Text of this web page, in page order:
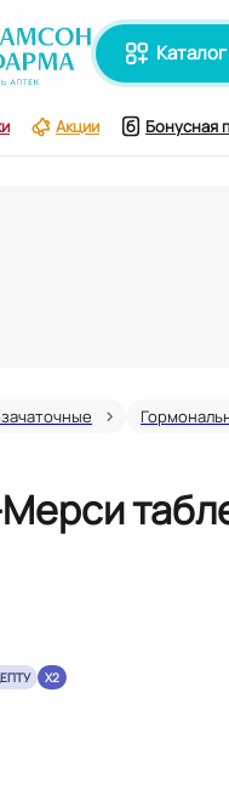
каталог
Акции Бонусная
X2